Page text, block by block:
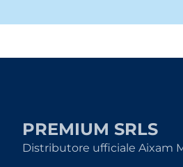
PREMIUM SRLS
Distributore ufficiale Aixam